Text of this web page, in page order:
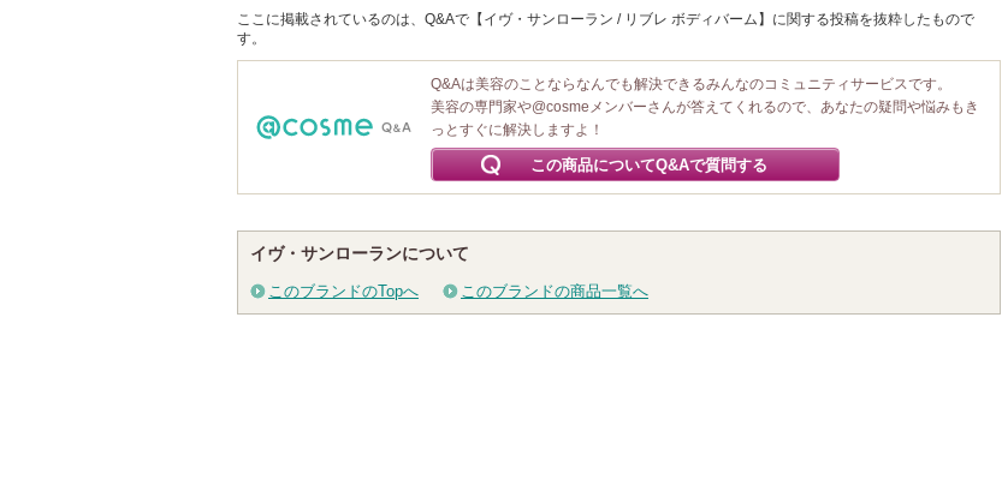
ここに掲載されているのは、Q&Aで【イヴ・サンローラン / リブレ ボディバーム】に関する投稿を抜粋したもので
す。
Q&Aは美容のことならなんでも解決できるみんなのコミュニティサービスです。
美容の専門家や@cosmeメンバーさんが答えてくれるので、あなたの疑問や悩みもき
っとすぐに解決しますよ！
この商品についてQ&Aで質問する
イヴ・サンローランについて
このブランドのTopへ このブランドの商品一覧へ